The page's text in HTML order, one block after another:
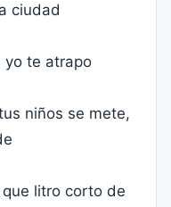
ciudad
yo te atrapo
niños se mete,
litro corto de